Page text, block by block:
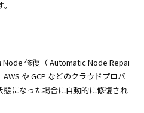
修復（ Automatic Node Repai
や GCP などのクラウドプロバ
になった場合に自動的に修復され